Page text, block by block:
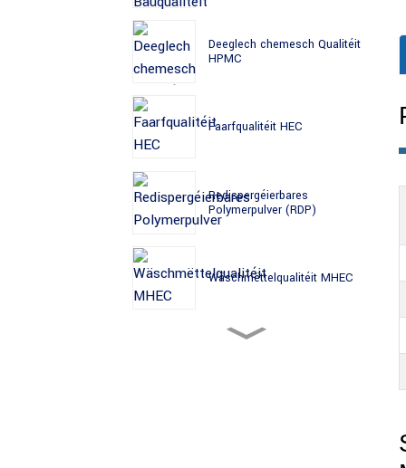
Deeglech chemesch Qualitéit
HPMC
Faarfqualitéit HEC
Redispergéierbares
Polymerpulver (RDP)
Wäschmëttelqualitéit MHEC